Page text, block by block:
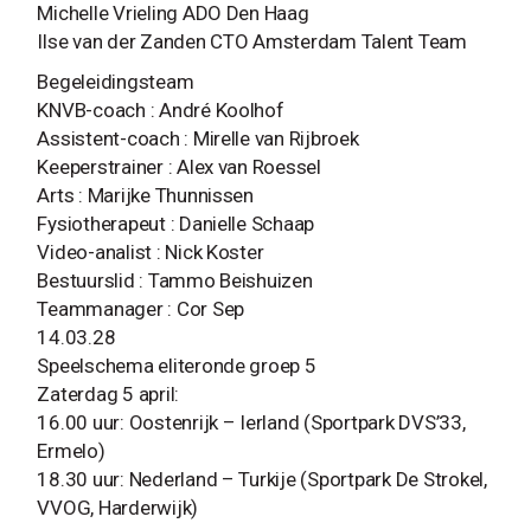
Michelle Vrieling ADO Den Haag
Ilse van der Zanden CTO Amsterdam Talent Team
Begeleidingsteam
KNVB-coach : André Koolhof
Assistent-coach : Mirelle van Rijbroek
Keeperstrainer : Alex van Roessel
Arts : Marijke Thunnissen
Fysiotherapeut : Danielle Schaap
Video-analist : Nick Koster
Bestuurslid : Tammo Beishuizen
Teammanager : Cor Sep
14.03.28
Speelschema eliteronde groep 5
Zaterdag 5 april:
16.00 uur: Oostenrijk – Ierland (Sportpark DVS’33,
Ermelo)
18.30 uur: Nederland – Turkije (Sportpark De Strokel,
VVOG, Harderwijk)